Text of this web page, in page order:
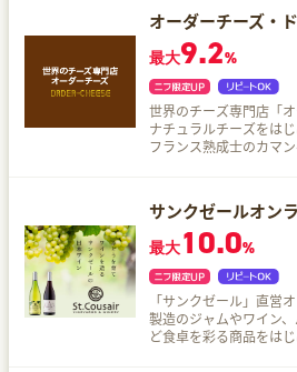
管理栄養士監修でカラ
も考えられています！
い価格で提供します！
オーダーチーズ・
最大9.2%
世界のチーズ専門店「オー
ナチュラルチーズをは
フランス熟成士のカマ
サンクゼールオン
最大10.0%
「サンクゼール」直営
製造のジャムやワイン
ど食卓を彩る商品をは